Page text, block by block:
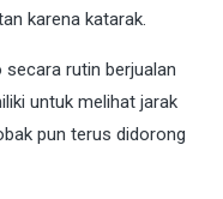
karena katarak.
rutin berjualan
untuk melihat jarak
pun terus didorong